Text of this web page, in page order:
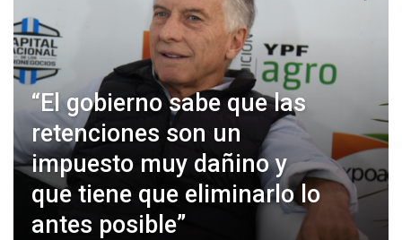
“El gobierno sabe que las
retenciones son un
impuesto muy dañino y
que tiene que eliminarlo lo
antes posible”